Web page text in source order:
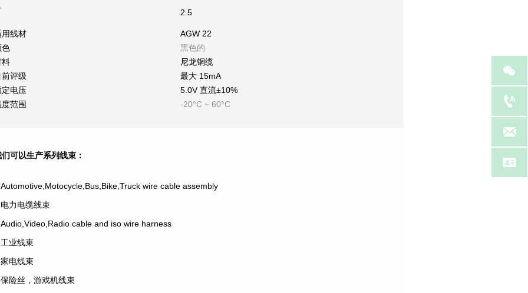
2.5
用线材
AGW 22
色
黑色的
料
尼龙铜缆
前评级
最大 15mA
定电压
5.0V 直流±10%
度范围
-20°C ~ 60°C
可以生产系列线束：
wire cable assembly
力电缆线束
cable and iso wire harness
业线束
电线束
险丝，游戏机线束



